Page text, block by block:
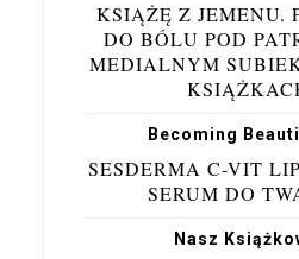
KSIĄŻĘ Z JEMENU.
DO BÓLU POD
MEDIALNYM
Becoming
SESDERMA C-VIT
SERUM DO
Nasz